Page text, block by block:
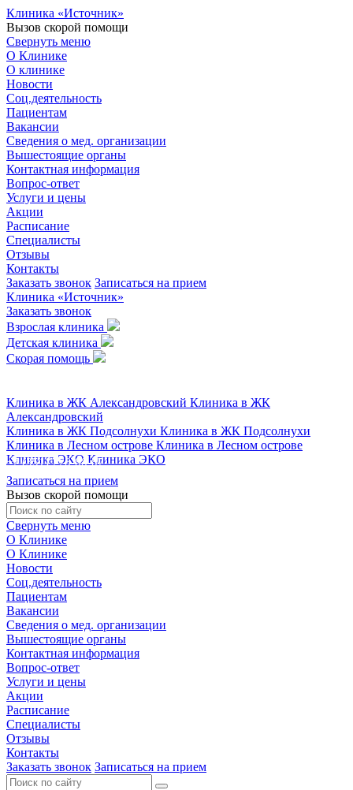
Клиника «Источник»
Вызов скорой помощи
Свернуть меню
О Клинике
О клинике
Новости
Соц.деятельность
Пациентам
Вакансии
Сведения о мед. организации
Вышестоящие органы
Контактная информация
Вопрос-ответ
Услуги и цены
Акции
Расписание
Специалисты
Отзывы
Контакты
Заказать звонок Записаться на прием
Клиника «Источник»
Заказать звонок
Взрослая клиника
Детская клиника
Скорая помощь
Клиника в ЖК Александровский Клиника в ЖК
Александровский
Клиника в ЖК Подсолнухи Клиника в ЖК Подсолнухи
Клиника в Лесном острове Клиника в Лесном острове
Клиника ЭКО Клиника ЭКО
+7 (351) 778-88-87
Записаться на прием
Вызов скорой помощи
Свернуть меню
О Клинике
О Клинике
Новости
Соц.деятельность
Пациентам
Вакансии
Сведения о мед. организации
Вышестоящие органы
Контактная информация
Вопрос-ответ
Услуги и цены
Акции
Расписание
Специалисты
Отзывы
Контакты
Заказать звонок Записаться на прием